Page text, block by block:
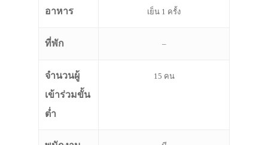
อาหาร
เย็น 1 ครั้ง
ที่พัก –
จำนวนผู้
เข้าร่วมขั้น
ต่ำ
15 คน